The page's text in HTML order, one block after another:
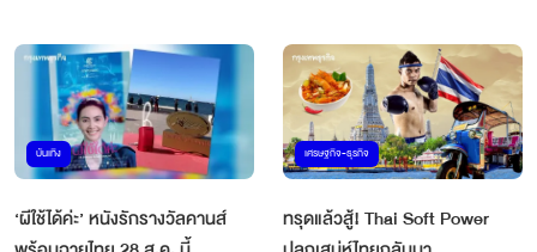
บันเทิง
‘ผีใช้ได้ค่ะ’ หนังรักรางวัลคานส์
เศรษฐกิจ-ธุรกิจ
ทรุดแล้วสู้! Thai Soft Power